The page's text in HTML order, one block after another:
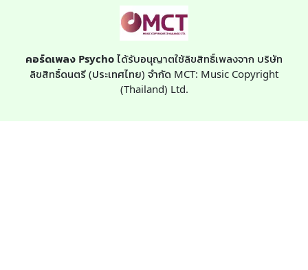
คอร์ดเพลง Psycho ได้รับอนุญาตใช้ลิขสิทธิ์เพลงจาก บริษัท
ลิขสิทธิ์ดนตรี (ประเทศไทย) จำกัด MCT: Music Copyright
(Thailand) Ltd.